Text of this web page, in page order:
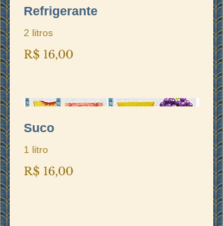
Refrigerante
2 litros
R$ 16,00
Suco
1 litro
R$ 16,00